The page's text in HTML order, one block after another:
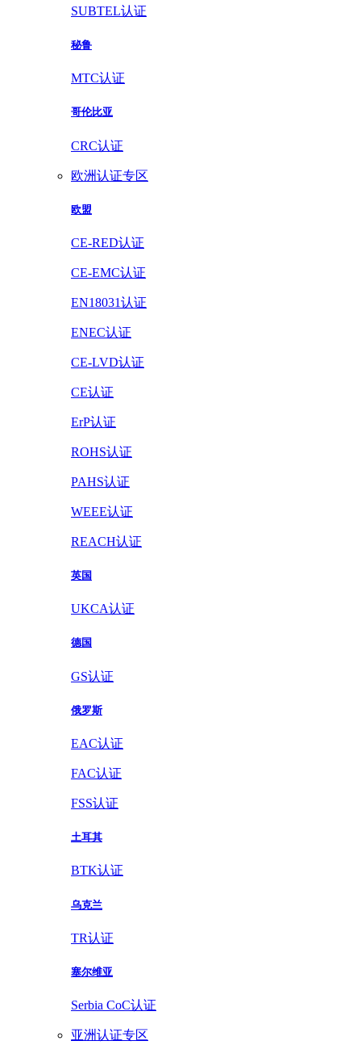
SUBTEL认证
秘鲁
MTC认证
哥伦比亚
CRC认证
欧洲认证专区
欧盟
CE-RED认证
CE-EMC认证
EN18031认证
ENEC认证
CE-LVD认证
CE认证
ErP认证
ROHS认证
PAHS认证
WEEE认证
REACH认证
英国
UKCA认证
德国
GS认证
俄罗斯
EAC认证
FAC认证
FSS认证
土耳其
BTK认证
乌克兰
TR认证
塞尔维亚
Serbia CoC认证
亚洲认证专区